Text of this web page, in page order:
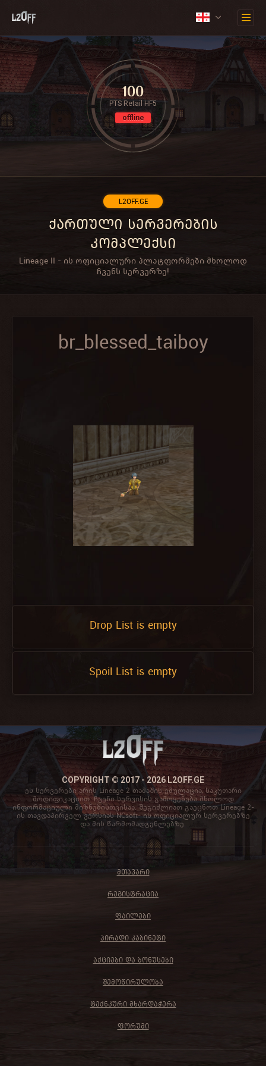
L2OFF.GE
ქართული სერვერების
კომპლექსი
Lineage II - ის ოფიციალური პლატფორმები მხოლოდ
ჩვენს სერვერზე!
100
PTS Retail HF5
offline
br_blessed_taiboy
Drop List is empty
Spoil List is empty
COPYRIGHT © 2017 - 2026 L2OFF.GE
ეს სერვერები არის Lineage 2 თამაშის ემულაცია, საკუთარი
მოდიფიკაციით. ჩვენი სერვისის გამოყენება მხოლოდ
ინფორმაციული მიზნებისთვისაა. შეგიძლიათ გაეცნოთ Lineage 2-
ის თავდაპირველ ვერსიას NCsoft- ის ოფიციალურ სერვერებზე
და მის წარმომადგენლებზე.
ᲛᲗᲐᲕᲐᲠᲘ
ᲠᲔᲒᲘᲡᲢᲠᲐᲪᲘᲐ
ᲤᲐᲘᲚᲔᲑᲘ
ᲞᲘᲠᲐᲓᲘ ᲙᲐᲑᲘᲜᲔᲢᲘ
ᲐᲥᲪᲘᲔᲑᲘ ᲓᲐ ᲑᲝᲜᲣᲡᲔᲑᲘ
ᲨᲔᲛᲝᲬᲘᲠᲣᲚᲝᲑᲐ
ᲢᲔᲥᲜᲙᲣᲠᲘ ᲛᲮᲐᲠᲓᲐᲭᲔᲠᲐ
ᲤᲝᲠᲣᲛᲘ